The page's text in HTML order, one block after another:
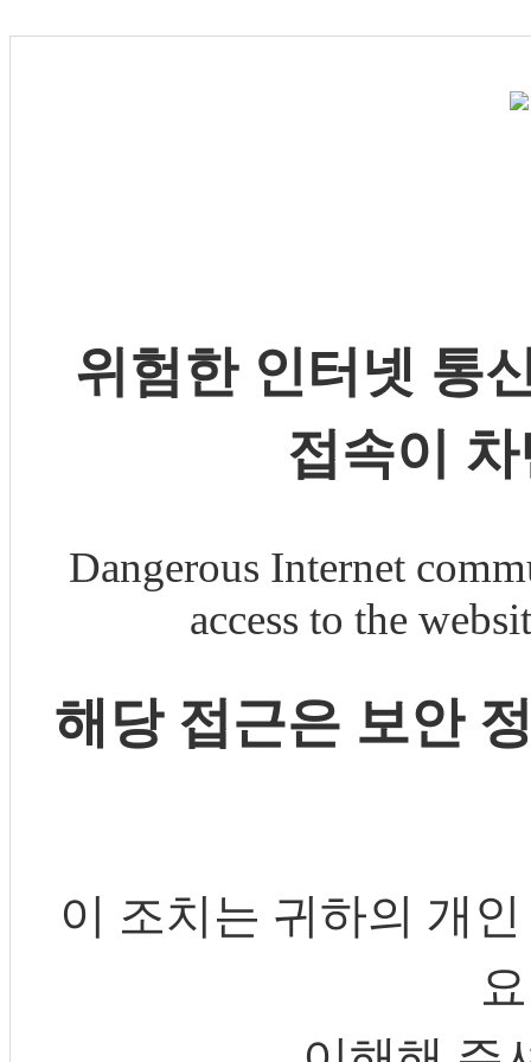
위험한 인터넷 통
접속이
Dangerous Internet
access to the
해당 접근은 보안
이 조치는 귀하의 개